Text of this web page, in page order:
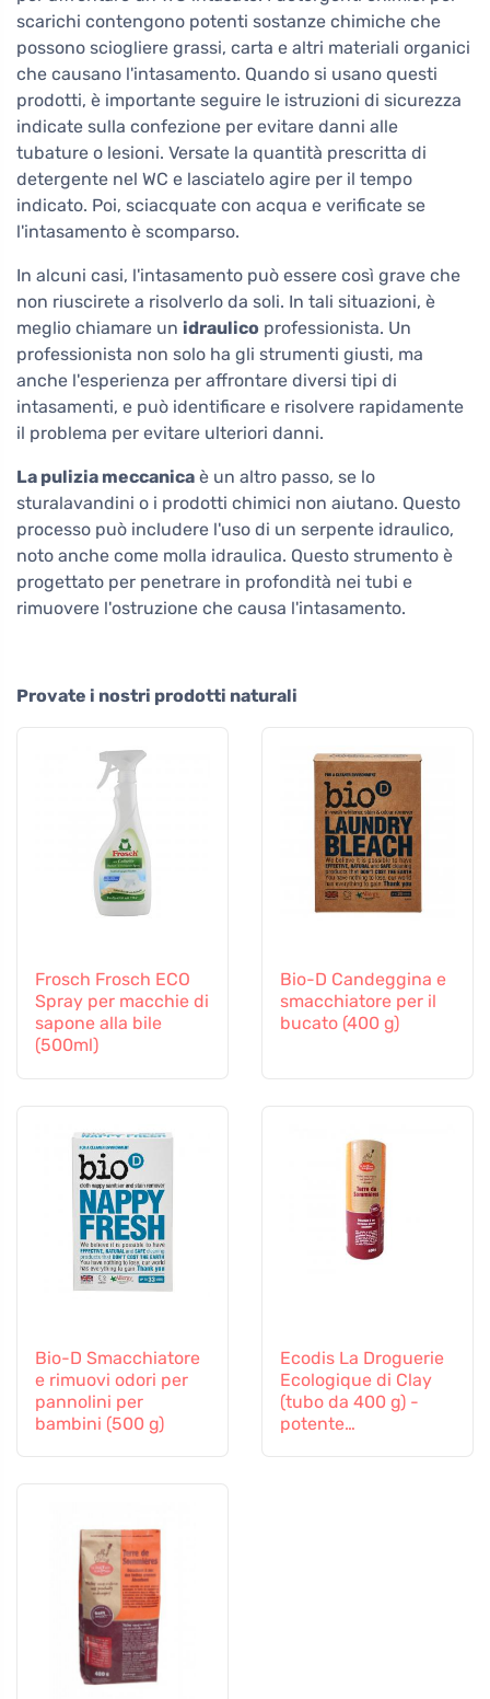
scarichi contengono potenti sostanze chimiche che
possono sciogliere grassi, carta e altri materiali organici
che causano l'intasamento. Quando si usano questi
prodotti, è importante seguire le istruzioni di sicurezza
indicate sulla confezione per evitare danni alle
tubature o lesioni. Versate la quantità prescritta di
detergente nel WC e lasciatelo agire per il tempo
indicato. Poi, sciacquate con acqua e verificate se
l'intasamento è scomparso.
In alcuni casi, l'intasamento può essere così grave che
non riuscirete a risolverlo da soli. In tali situazioni, è
meglio chiamare un idraulico professionista. Un
professionista non solo ha gli strumenti giusti, ma
anche l'esperienza per affrontare diversi tipi di
intasamenti, e può identificare e risolvere rapidamente
il problema per evitare ulteriori danni.
La pulizia meccanica è un altro passo, se lo
sturalavandini o i prodotti chimici non aiutano. Questo
processo può includere l'uso di un serpente idraulico,
noto anche come molla idraulica. Questo strumento è
progettato per penetrare in profondità nei tubi e
rimuovere l'ostruzione che causa l'intasamento.
Provate i nostri prodotti naturali
Frosch Frosch ECO
Spray per macchie di
sapone alla bile
(500ml)
Bio-D Candeggina e
smacchiatore per il
bucato (400 g)
Bio-D Smacchiatore
e rimuovi odori per
pannolini per
bambini (500 g)
Ecodis La Droguerie
Ecologique di Clay
(tubo da 400 g) -
potente